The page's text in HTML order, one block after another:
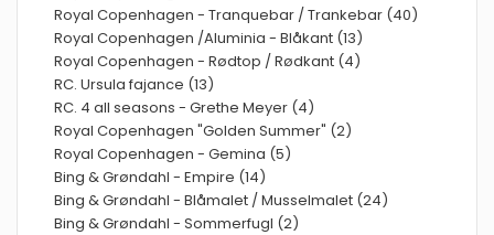
Royal Copenhagen - Tranquebar / Trankebar (40)
Royal Copenhagen /Aluminia - Blåkant (13)
Royal Copenhagen - Rødtop / Rødkant (4)
RC. Ursula fajance (13)
RC. 4 all seasons - Grethe Meyer (4)
Royal Copenhagen "Golden Summer" (2)
Royal Copenhagen - Gemina (5)
Bing & Grøndahl - Empire (14)
Bing & Grøndahl - Blåmalet / Musselmalet (24)
Bing & Grøndahl - Sommerfugl (2)